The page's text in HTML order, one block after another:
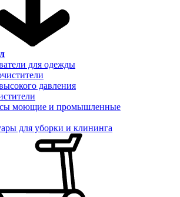
для одежды
давления
моющие и промышленные
для уборки и клининга